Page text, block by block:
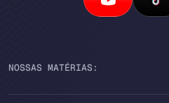
NOSSAS MATÉRIAS: